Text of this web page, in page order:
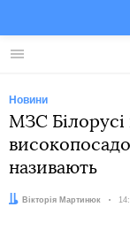
Меню
Новини
МЗС Білорусі
називають
Автор:Вікторія Мартинюк